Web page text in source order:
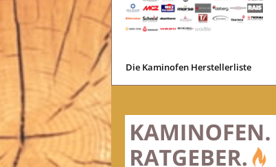
Die Kaminofen Herstellerliste